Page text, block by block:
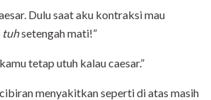
Dulu saat aku kontraksi mau
tuhsetengah mati!”
tetap utuh kalau caesar.”
menyakitkan seperti di atas masih